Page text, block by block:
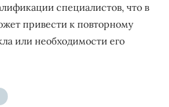
специалистов‚ что в
привести к повторному
или необходимости его